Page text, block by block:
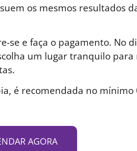
os mesmos resultados
se e faça o pagamento. No
um lugar tranquilo para
é recomendada no mínimo
AGORA